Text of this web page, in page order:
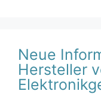
Neue
Hersteller